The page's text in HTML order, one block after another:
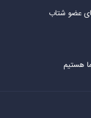
عضو شتاب